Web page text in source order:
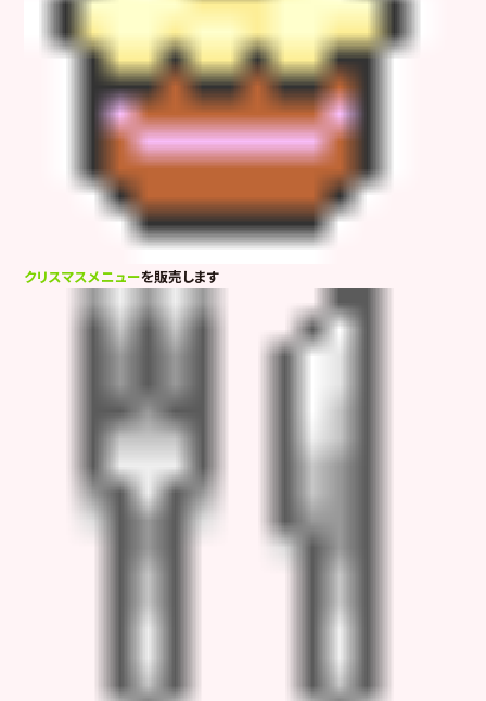
クリスマスメニューを販売します